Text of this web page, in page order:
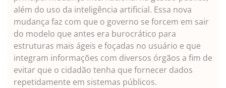
além do uso da inteligência artificial. Essa nova
mudança faz com que o governo se forcem em sair
do modelo que antes era burocrático para
estruturas mais ágeis e foçadas no usuário e que
integram informações com diversos órgãos a fim de
evitar que o cidadão tenha que fornecer dados
repetidamente em sistemas públicos.